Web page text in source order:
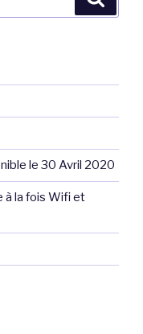
le 30 Avril 2020
à la fois Wifi et